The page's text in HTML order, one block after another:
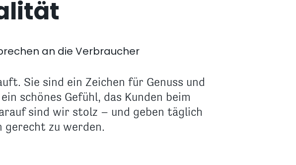
an die Verbraucher
Sie sind ein Zeichen für Genuss und
schönes Gefühl, das Kunden beim
sind wir stolz – und geben täglich
gerecht zu werden.